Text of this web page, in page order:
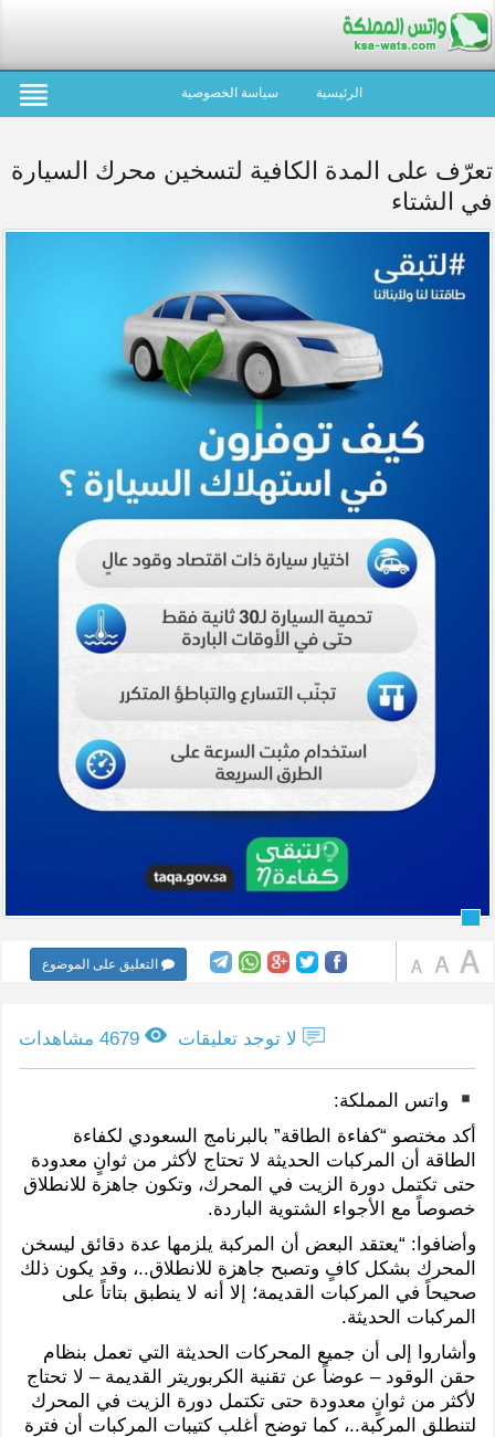
الرئيسية سياسة الخصوصية
تعرّف على المدة الكافية لتسخين محرك السيارة
في الشتاء
التعليق على الموضوع
لا توجد تعليقات 4679 مشاهدات
واتس المملكة:
أكد مختصو “كفاءة الطاقة” بالبرنامج السعودي لكفاءة
الطاقة أن المركبات الحديثة لا تحتاج لأكثر من ثوانٍ معدودة
حتى تكتمل دورة الزيت في المحرك، وتكون جاهزة للانطلاق
خصوصاً مع الأجواء الشتوية الباردة.
وأضافوا: “يعتقد البعض أن المركبة يلزمها عدة دقائق ليسخن
المحرك بشكل كافٍ وتصبح جاهزة للانطلاق..، وقد يكون ذلك
صحيحاً في المركبات القديمة؛ إلا أنه لا ينطبق بتاتاً على
المركبات الحديثة.
وأشاروا إلى أن جميع المحركات الحديثة التي تعمل بنظام
حقن الوقود – عوضاً عن تقنية الكربوريتر القديمة – لا تحتاج
لأكثر من ثوانٍ معدودة حتى تكتمل دورة الزيت في المحرك
لتنطلق المركبة..، كما توضح أغلب كتيبات المركبات أن فترة